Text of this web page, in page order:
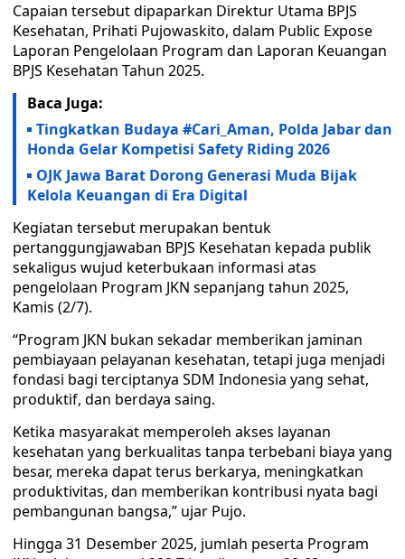
Capaian tersebut dipaparkan Direktur Utama BPJS
Kesehatan, Prihati Pujowaskito, dalam Public Expose
Laporan Pengelolaan Program dan Laporan Keuangan
BPJS Kesehatan Tahun 2025.
Baca Juga:
Tingkatkan Budaya #Cari_Aman, Polda Jabar dan
Honda Gelar Kompetisi Safety Riding 2026
OJK Jawa Barat Dorong Generasi Muda Bijak
Kelola Keuangan di Era Digital
Kegiatan tersebut merupakan bentuk
pertanggungjawaban BPJS Kesehatan kepada publik
sekaligus wujud keterbukaan informasi atas
pengelolaan Program JKN sepanjang tahun 2025,
Kamis (2/7).
“Program JKN bukan sekadar memberikan jaminan
pembiayaan pelayanan kesehatan, tetapi juga menjadi
fondasi bagi terciptanya SDM Indonesia yang sehat,
produktif, dan berdaya saing.
Ketika masyarakat memperoleh akses layanan
kesehatan yang berkualitas tanpa terbebani biaya yang
besar, mereka dapat terus berkarya, meningkatkan
produktivitas, dan memberikan kontribusi nyata bagi
pembangunan bangsa,” ujar Pujo.
Hingga 31 Desember 2025, jumlah peserta Program